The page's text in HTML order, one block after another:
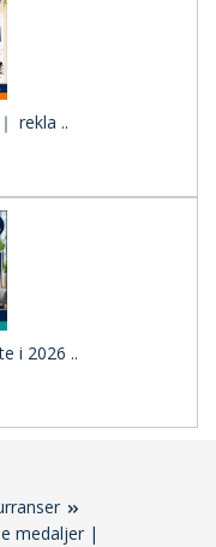
rekla ..
i 2026 ..
medaljer |